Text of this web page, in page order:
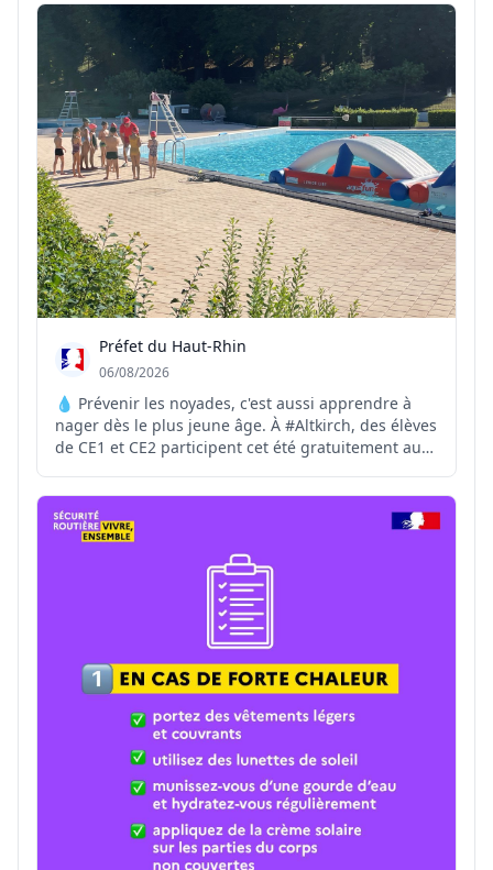
https://www.var.gouv.fr/Actions-de-l-Etat/Securite...
Préfet du Haut-Rhin
06/08/2026
💧 Prévenir les noyades, c'est aussi apprendre à
nager dès le plus jeune âge. À #Altkirch, des élèves
de CE1 et CE2 participent cet été gratuitement au
Financée en partie par l'Agence nationale du Sport,
cette initiative contribue à prévenir les r...